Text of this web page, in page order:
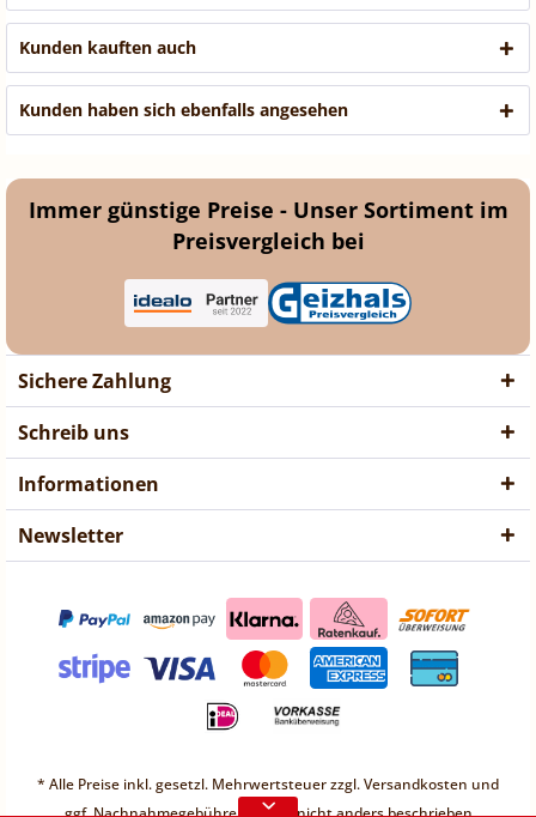
Vorübergehend sind keine
Kunden kauften auch
Kunden haben sich ebenfalls angesehen
Immer günstige Preise - Unser Sortiment im
Preisvergleich bei
Sichere Zahlung
Schreib uns
Informationen
Newsletter
* Alle Preise inkl. gesetzl. Mehrwertsteuer zzgl.Versandkosten und
ggf. Nachnahmegebühren, wenn nicht anders beschrieben